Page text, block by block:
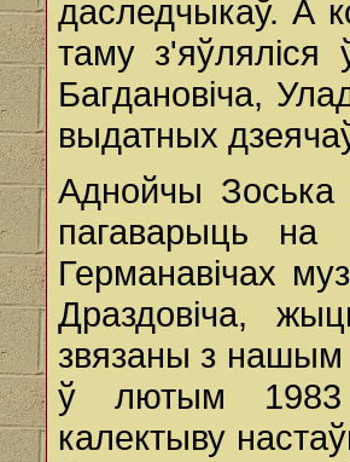
даследчыкаў. А
таму з'яўляліся
Багдановіча,
выдатных
Аднойчы Зоська
пагаварыць на
Германавічах
Драздовіча,
звязаны з нашым
ў лютым 1983
калектыву